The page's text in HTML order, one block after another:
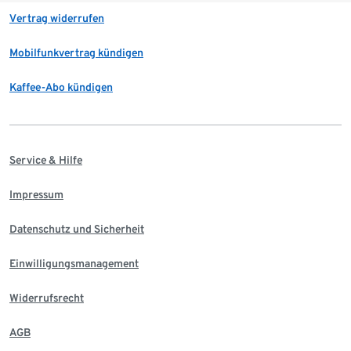
Vertrag widerrufen
Mobilfunkvertrag kündigen
Kaffee-Abo kündigen
Service & Hilfe
Impressum
Datenschutz und Sicherheit
Einwilligungsmanagement
Widerrufsrecht
AGB